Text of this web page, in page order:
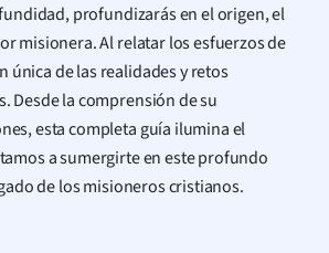
profundizarás en el origen, el
misionera. Al relatar los esfuerzos de
de las realidades y retos
Desde la comprensión de su
esta completa guía ilumina el
a sumergirte en este profundo
de los misioneros cristianos.